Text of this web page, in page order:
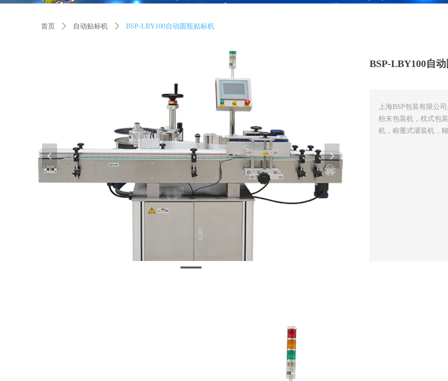
BSP-LBY100自
上海BSP包装有限公
粉末包装机，枕式包
机，称重式灌装机，
넳 넲
首页 ꄲ 自动贴标机 ꄲ BSP-LBY100自动圆瓶贴标机